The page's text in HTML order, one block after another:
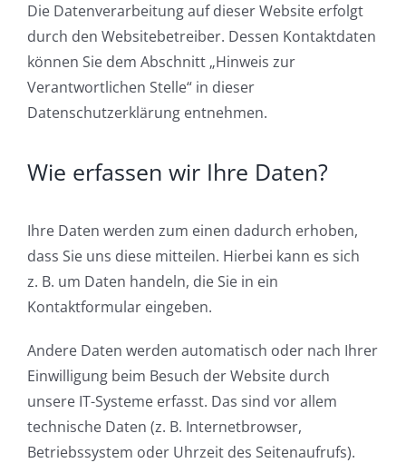
Die Datenverarbeitung auf dieser Website erfolgt
durch den Websitebetreiber. Dessen Kontaktdaten
können Sie dem Abschnitt „Hinweis zur
Verantwortlichen Stelle“ in dieser
Datenschutzerklärung entnehmen.
Wie erfassen wir Ihre Daten?
Ihre Daten werden zum einen dadurch erhoben,
dass Sie uns diese mitteilen. Hierbei kann es sich
z. B. um Daten handeln, die Sie in ein
Kontaktformular eingeben.
Andere Daten werden automatisch oder nach Ihrer
Einwilligung beim Besuch der Website durch
unsere IT-Systeme erfasst. Das sind vor allem
technische Daten (z. B. Internetbrowser,
Betriebssystem oder Uhrzeit des Seitenaufrufs).